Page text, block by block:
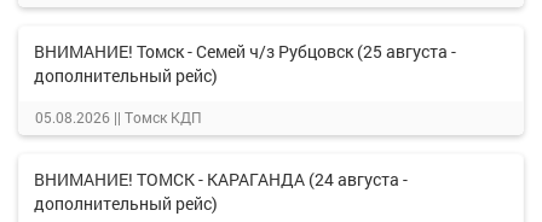
ВНИМАНИЕ! Томск - Семей ч/з Рубцовск (25 августа -
дополнительный рейс)
05.08.2026 || Томск КДП
ВНИМАНИЕ! ТОМСК - КАРАГАНДА (24 августа -
дополнительный рейс)